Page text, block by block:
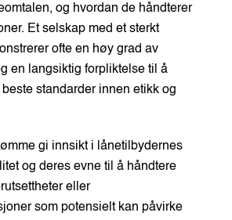
og hvordan de håndterer
Et selskap med et sterkt
ofte en høy grad av
en langsiktig forpliktelse til å
standarder innen etikk og
gi innsikt i lånetilbydernes
og deres evne til å håndtere
eller
som potensielt kan påvirke